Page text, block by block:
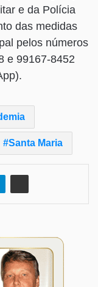
e da Polícia
das medidas
pelos números
e 99167-8452
Santa Maria